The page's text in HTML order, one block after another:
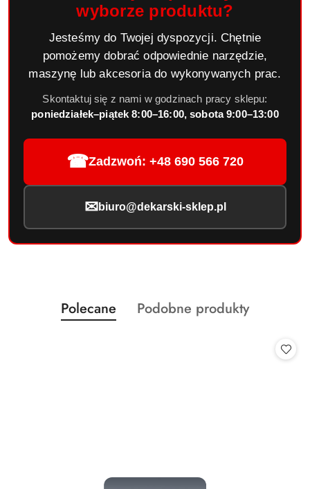
wyborze produktu?
Jesteśmy do Twojej dyspozycji. Chętnie
pomożemy dobrać odpowiednie narzędzie,
maszynę lub akcesoria do wykonywanych prac.
Skontaktuj się z nami w godzinach pracy sklepu:
poniedziałek–piątek 8:00–16:00, sobota 9:00–13:00
☎Zadzwoń: +48 690 566 720
✉ biuro@dekarski-sklep.pl
Pomiń karuzelę produktów
Produkty
o
Polecane
Produkty
Podobne produkty